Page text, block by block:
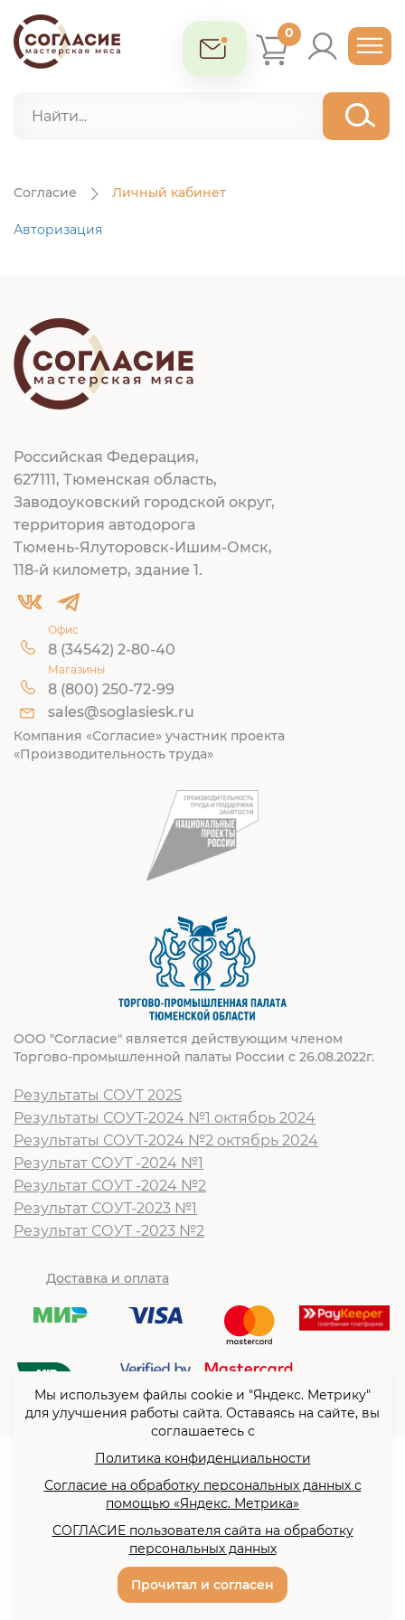
0
Согласие Личный кабинет
Авторизация
Российская Федерация,
627111, Тюменская область,
Заводоуковский городской округ,
территория автодорога
Тюмень-Ялуторовск-Ишим-Омск,
118-й километр, здание 1.
Офис
8 (34542) 2-80-40
Магазины
8 (800) 250-72-99
sales@soglasiesk.ru
Компания «Согласие» участник проекта
«Производительность труда»
ООО "Согласие" является действующим членом
Торгово-промышленной палаты России с 26.08.2022г.
Результаты СОУТ 2025
Результаты СОУТ-2024 №1 октябрь 2024
Результаты СОУТ-2024 №2 октябрь 2024
Результат СОУТ -2024 №1
Результат СОУТ -2024 №2
Результат СОУТ-2023 №1
Результат СОУТ -2023 №2
Доставка и оплата
© ООО “Согласие”2026
Политика конфиденциальности
Согласие на обработку
персональных данных с
помощью «Яндекс. Метрика»
Разработка сайта -
Мы используем файлы cookie и "Яндекс. Метрику"
для улучшения работы сайта. Оставаясь на сайте, вы
соглашаетесь с
Политика конфиденциальности
Согласие на обработку персональных данных с
помощью «Яндекс. Метрика»
СОГЛАСИЕ пользователя сайта на обработку
персональных данных
Прочитал и согласен